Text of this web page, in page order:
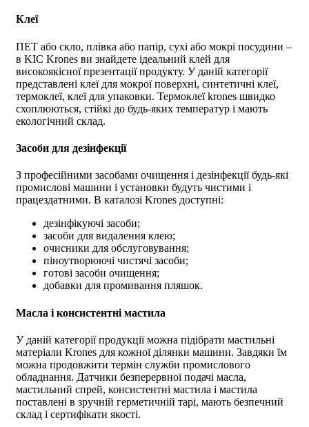
Клеї
ПЕТ або скло, плівка або папір, сухі або мокрі посудини –
в KIC Krones ви знайдете ідеальний клей для
високоякісної презентації продукту. У даній категорії
представлені клеї для мокрої поверхні, синтетичні клеї,
термоклеї, клеї для упаковки. Термоклеї krones швидко
схоплюються, стійкі до будь-яких температур і мають
екологічний склад.
Засоби для дезінфекції
З професійними засобами очищення і дезінфекції будь-які
промислові машини і установки будуть чистими і
працездатними. В каталозі Krones доступні:
дезінфікуючі засоби;
засоби для видалення клею;
очисники для обслуговування;
піноутворюючі чистячі засоби;
готові засоби очищення;
добавки для промивання пляшок.
Масла і консистентні мастила
У даній категорії продукції можна підібрати мастильні
матеріали Krones для кожної ділянки машини. Завдяки їм
можна продовжити термін служби промислового
обладнання. Датчики безперервної подачі масла,
мастильний спрей, консистентні мастила і мастила
поставлені в зручній герметичній тарі, мають безпечний
склад і сертифікати якості.